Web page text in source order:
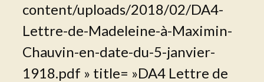
content/uploads/2018/02/DA4-
Lettre-de-Madeleine-à-Maximin-
Chauvin-en-date-du-5-janvier-
1918.pdf » title= »DA4 Lettre de